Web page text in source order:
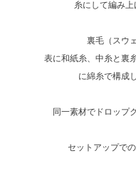
糸にして編み上
裏毛（スウ
表に和紙糸、中糸と裏
に綿糸で構成
同一素材でドロップ
セットアップで